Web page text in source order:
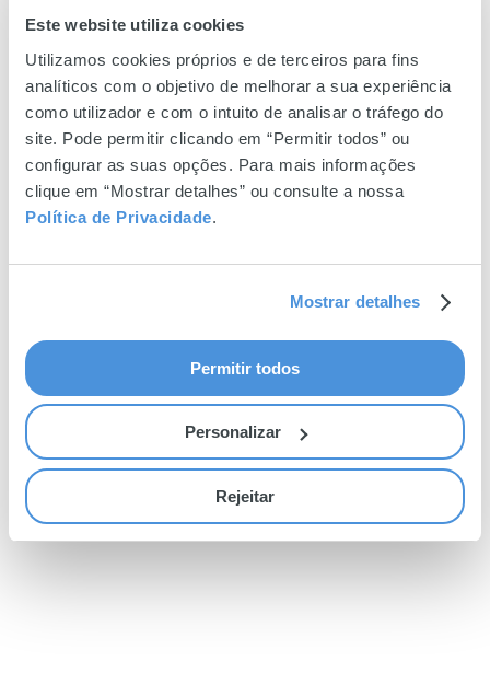
Este website utiliza cookies
Utilizamos cookies próprios e de terceiros para fins
analíticos com o objetivo de melhorar a sua experiência
como utilizador e com o intuito de analisar o tráfego do
site. Pode permitir clicando em “Permitir todos” ou
configurar as suas opções. Para mais informações
clique em “Mostrar detalhes” ou consulte a nossa
Política de Privacidade.
Mostrar detalhes
Permitir todos
Personalizar
Rejeitar